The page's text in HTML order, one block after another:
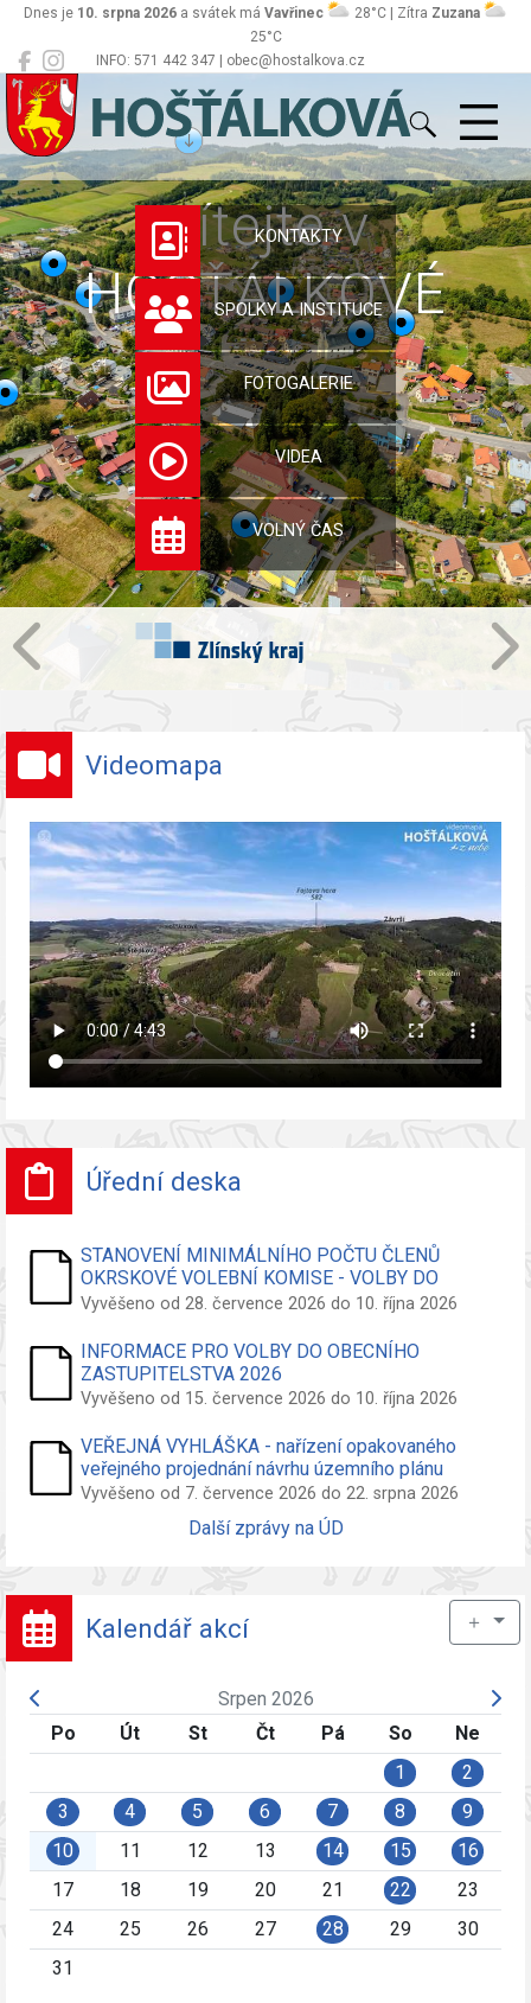
INFO: 571 442 347 | obec@hostalkova.cz
Dnes je 10. srpna 2026 a svátek má Vavřinec 28°C | Zítra Zuzana
25°C
Hošťálková
Vítejte v
HOŠŤÁLKOVÉ
KONTAKTY
SPOLKY A INSTITUCE
FOTOGALERIE
VIDEA
VOLNÝ ČAS
Videomapa
Úřední deska
STANOVENÍ MINIMÁLNÍHO POČTU ČLENŮ
OKRSKOVÉ VOLEBNÍ KOMISE - VOLBY DO
ZASTUPITELSTVA OBCE
Vyvěšeno od 28. července 2026 do 10. října 2026
INFORMACE PRO VOLBY DO OBECNÍHO
ZASTUPITELSTVA 2026
Vyvěšeno od 15. července 2026 do 10. října 2026
VEŘEJNÁ VYHLÁŠKA - nařízení opakovaného
veřejného projednání návrhu územního plánu
Vyvěšeno od 7. července 2026 do 22. srpna 2026
Další zprávy na ÚD
Kalendář akcí ＋
Srpen 2026
Po
Út St Čt Pá So
Ne
1
2
3
4 5 6 7 8
9
10
11 12 13 14 15
16
17
18 19 20 21 22
23
24
25 26 27 28 29
30
31